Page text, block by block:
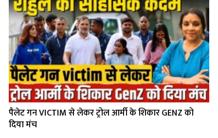
पैलेट गन VICTIM से लेकर ट्रोल आर्मी के शिकार GENZ को
दिया मंच